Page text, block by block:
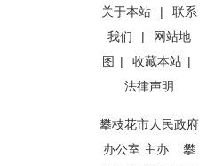
关于本站 |
联系
我们
|
网站地
图 | 收藏本站 |
法律声明
攀枝花市人民政府
办公室 主办 攀